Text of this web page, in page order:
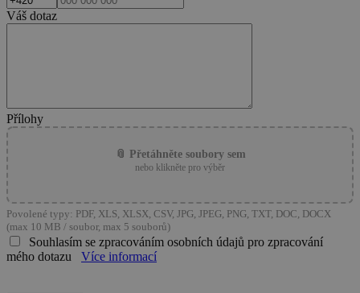
Váš dotaz
Přílohy
📎 Přetáhněte soubory sem
nebo klikněte pro výběr
Povolené typy: PDF, XLS, XLSX, CSV, JPG, JPEG, PNG, TXT, DOC, DOCX
(max 10 MB / soubor, max 5 souborů)
Souhlasím se zpracováním osobních údajů pro zpracování
mého dotazu
Více informací